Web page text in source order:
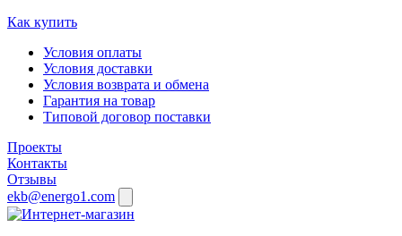
Как купить
Условия оплаты
Условия доставки
Условия возврата и обмена
Гарантия на товар
Типовой договор поставки
Проекты
Контакты
Отзывы
ekb@energo1.com